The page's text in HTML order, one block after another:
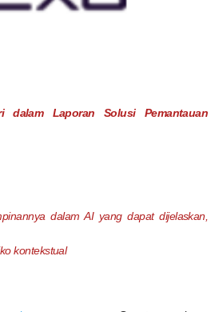
dalam Laporan Solusi Pemantauan
dalam AI yang dapat dijelaskan,
kontekstual